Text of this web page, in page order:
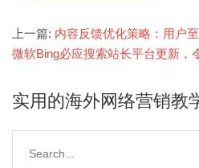
上一篇: 内容反馈优化策略：用户
微软Bing必应搜索站长平台更新，
实用的海外网络营销教